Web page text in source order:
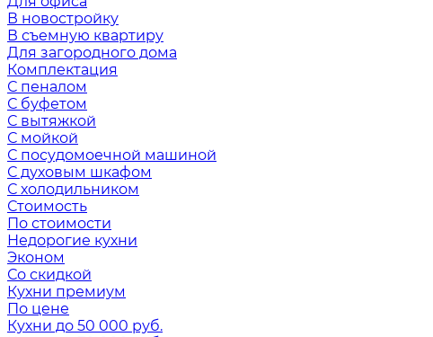
В новостройку
В съемную квартиру
Для загородного дома
Комплектация
С пеналом
С буфетом
С вытяжкой
С мойкой
С посудомоечной машиной
С духовым шкафом
С холодильником
Стоимость
По стоимости
Недорогие кухни
Эконом
Со скидкой
Кухни премиум
По цене
Кухни до 50 000 руб.